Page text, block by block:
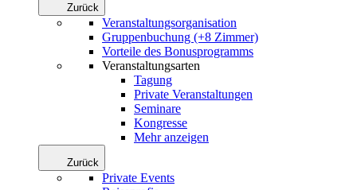
Zurück
Veranstaltungsorganisation
Gruppenbuchung (+8 Zimmer)
Vorteile des Bonusprogramms
Veranstaltungsarten
Tagung
Private Veranstaltungen
Seminare
Kongresse
Mehr anzeigen
Zurück
Private Events